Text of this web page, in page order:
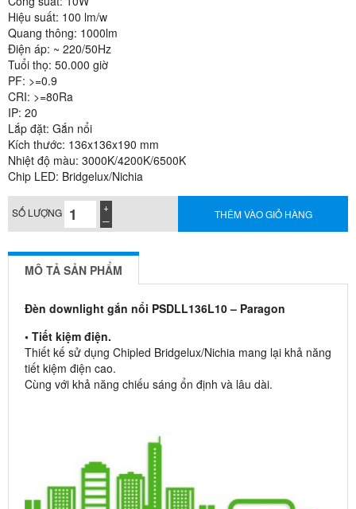
Hiệu suất: 100 lm/w
Quang thông: 1000lm
Điện áp: ~ 220/50Hz
Tuổi thọ: 50.000 giờ
PF: >=0.9
CRI: >=80Ra
IP: 20
Lắp đặt: Gắn nổi
Kích thước: 136x136x190 mm
Nhiệt độ màu: 3000K/4200K/6500K
Chip LED: Bridgelux/Nichia
SỐ LƯỢNG THÊM VÀO GIỎ HÀNG
MÔ TẢ SẢN PHẨM
Đèn downlight gắn nổi PSDLL136L10 – Paragon
• Tiết kiệm điện.
Thiết kế sử dụng Chipled Bridgelux/Nichia mang lại khả năng
tiết kiệm điện cao.
Cùng với khả năng chiếu sáng ổn định và lâu dài.